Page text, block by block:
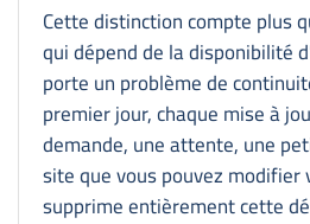
Cette distinction compte plus
qui dépend de la disponibilité
porte un problème de
premier jour, chaque mise à
demande, une attente, une
site que vous pouvez modifier
supprime entièrement cette